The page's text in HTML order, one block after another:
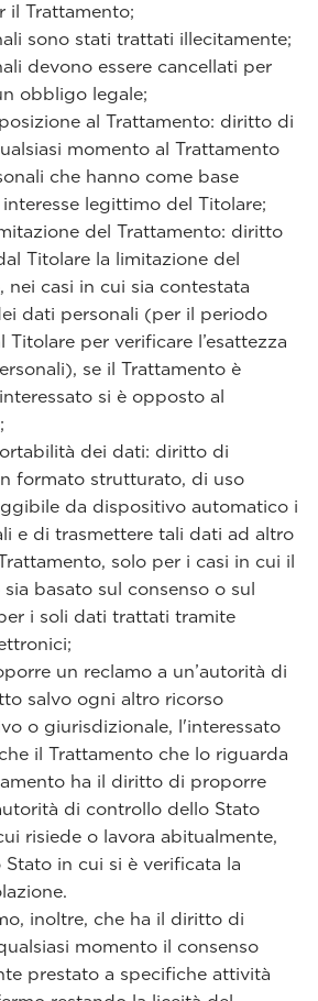
il Trattamento;
sono stati trattati illecitamente;
devono essere cancellati per
obbligo legale;
al Trattamento: diritto di
momento al Trattamento
che hanno come base
legittimo del Titolare;
del Trattamento: diritto
Titolare la limitazione del
nei casi in cui sia contestata
dati personali (per il periodo
Titolare per verificare l’esattezza
se il Trattamento è
si è opposto al
dei dati: diritto di
formato strutturato, di uso
da dispositivo automatico i
e di trasmettere tali dati ad altro
solo per i casi in cui il
basato sul consenso o sul
i soli dati trattati tramite
un reclamo a un’autorità di
salvo ogni altro ricorso
o giurisdizionale, l'interessato
il Trattamento che lo riguarda
ha il diritto di proporre
di controllo dello Stato
risiede o lavora abitualmente,
Stato in cui si è verificata la
inoltre, che ha il diritto di
momento il consenso
prestato a specifiche attività